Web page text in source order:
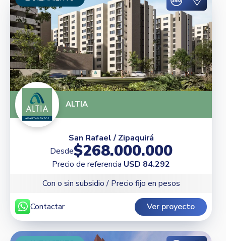
ALTIA
San Rafael / Zipaquirá
Desde$268.000.000
Precio de referencia USD 84.292
Con o sin subsidio / Precio fijo en pesos
Contactar Ver proyecto